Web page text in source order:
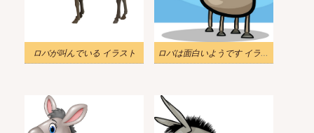
ロバが叫んでいる イラスト ロバは面白いようです イラスト